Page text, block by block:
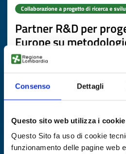
Consenso Dettagli
Questo sito web utilizza i cookie
Questo Sito fa uso di cookie
funzionamento delle pagine web
Collaborazione a progetto di ricerca e
Partner R&D per
Europe su
ricerca biomedica
ID EEN: RDRES20260219020
Scade il31